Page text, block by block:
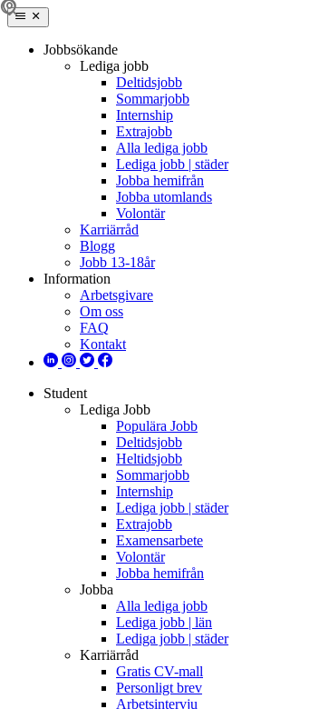
Jobbsökande
Lediga jobb
Deltidsjobb
Sommarjobb
Internship
Extrajobb
Alla lediga jobb
Lediga jobb | städer
Jobba hemifrån
Jobba utomlands
Volontär
Karriärråd
Blogg
Jobb 13-18år
Information
Arbetsgivare
Om oss
FAQ
Kontakt
Student
Lediga Jobb
Populära Jobb
Deltidsjobb
Heltidsjobb
Sommarjobb
Internship
Lediga jobb | städer
Extrajobb
Examensarbete
Volontär
Jobba hemifrån
Jobba
Alla lediga jobb
Lediga jobb | län
Lediga jobb | städer
Karriärråd
Gratis CV-mall
Personligt brev
Arbetsintervju